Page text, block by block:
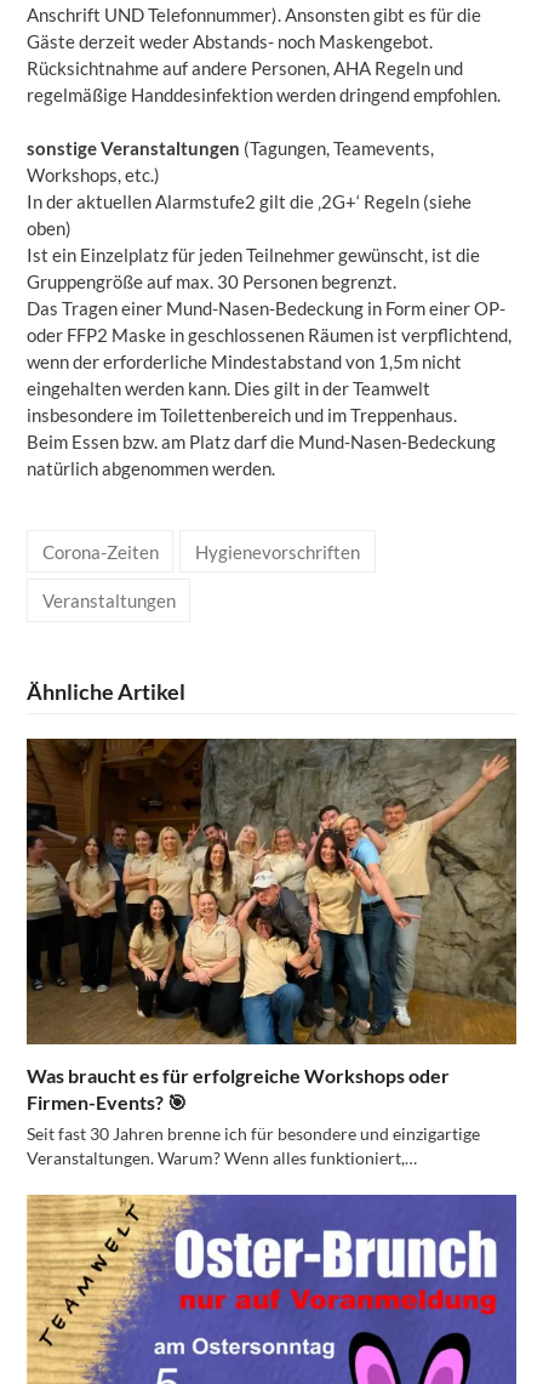
Anschrift UND Telefonnummer). Ansonsten gibt es für die
Gäste derzeit weder Abstands- noch Maskengebot.
Rücksichtnahme auf andere Personen, AHA Regeln und
regelmäßige Handdesinfektion werden dringend empfohlen.
sonstige Veranstaltungen (Tagungen, Teamevents,
Workshops, etc.)
In der aktuellen Alarmstufe2 gilt die ‚2G+‘ Regeln (siehe
oben)
Ist ein Einzelplatz für jeden Teilnehmer gewünscht, ist die
Gruppengröße auf max. 30 Personen begrenzt.
Das Tragen einer Mund-Nasen-Bedeckung in Form einer OP-
oder FFP2 Maske in geschlossenen Räumen ist verpflichtend,
wenn der erforderliche Mindestabstand von 1,5m nicht
eingehalten werden kann. Dies gilt in der Teamwelt
insbesondere im Toilettenbereich und im Treppenhaus.
Beim Essen bzw. am Platz darf die Mund-Nasen-Bedeckung
natürlich abgenommen werden.
Corona-Zeiten Hygienevorschriften
Veranstaltungen
Ähnliche Artikel
Was braucht es für erfolgreiche Workshops oder
Firmen-Events? 🎯
Seit fast 30 Jahren brenne ich für besondere und einzigartige
Veranstaltungen. Warum? Wenn alles funktioniert,…